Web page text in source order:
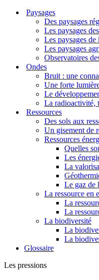
Paysages
Des paysages
Les paysages
Les paysages de
Les paysages
Observatoires
Ondes
Bruit : une
Une forte
Le
La radioactivité,
Ressources
Des sols aux
Un gisement de
Ressources
Quelles
Les
La
Le gaz de
La ressource en
La
La
La biodiversité
La
La
Glossaire
Les pressions